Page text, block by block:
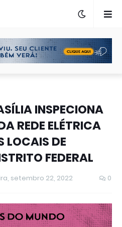
INSPECIONA
REDE ELÉTRICA
LOCAIS DE
FEDERAL
setembro 22, 2022 0